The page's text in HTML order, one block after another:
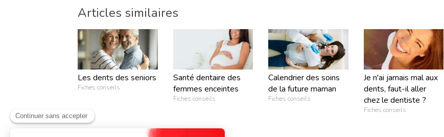
Articles similaires
Les dents des seniors
Fiches conseils
Santé dentaire des
femmes enceintes
Fiches conseils
Calendrier des soins
de la future maman
Fiches conseils
Je n'ai jamais mal aux
dents, faut-il aller
chez le dentiste ?
Fiches conseils